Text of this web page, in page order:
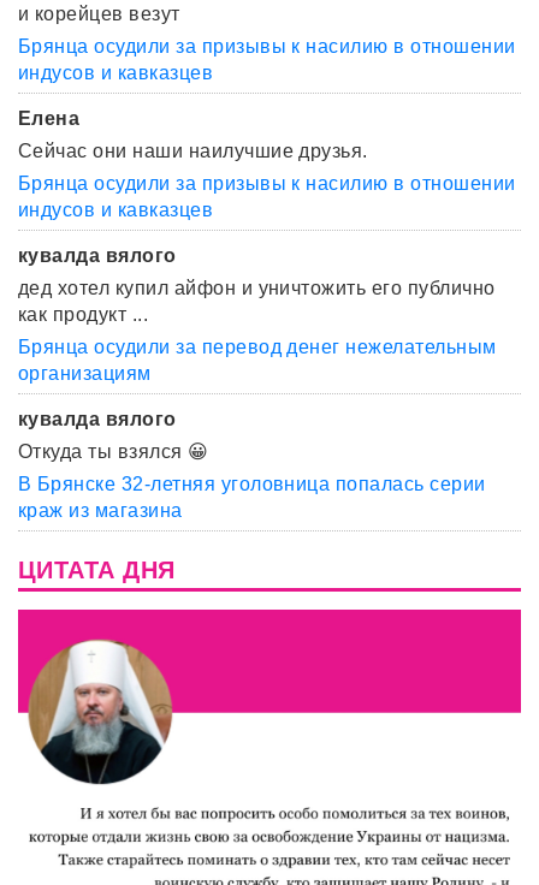
и корейцев везут
Брянца осудили за призывы к насилию в отношении
индусов и кавказцев
Елена
Сейчас они наши наилучшие друзья.
Брянца осудили за призывы к насилию в отношении
индусов и кавказцев
кувалда вялого
дед хотел купил айфон и уничтожить его публично
как продукт ...
Брянца осудили за перевод денег нежелательным
организациям
кувалда вялого
Откуда ты взялся 😀
В Брянске 32-летняя уголовница попалась серии
краж из магазина
ЦИТАТА ДНЯ